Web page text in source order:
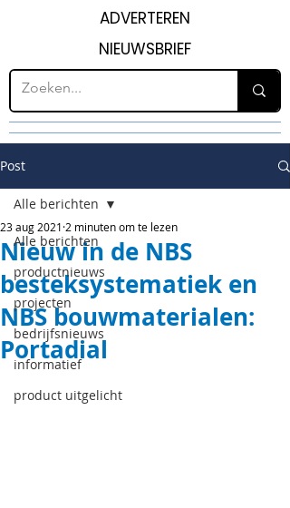
ADVERTEREN
NIEUWSBRIEF
Post
Alle berichten
productnieuws
projecten
bedrijfsnieuws
informatief
product uitgelicht
Alle berichten
Nieuw in de NBS
besteksystematiek en
NBS bouwmaterialen:
Portadial
23 aug 2021 2 minuten om te lezen